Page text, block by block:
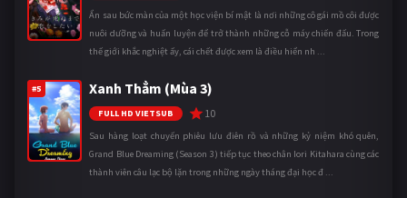
Ẩn sau bức màn của một học viện bí mật là nơi những cô gái mồ côi được
nuôi dưỡng và huấn luyện để trở thành những cỗ máy chiến đấu. Trong
thế giới khắc nghiệt ấy, cái chết được xem là điều hiển nh ...
#5 Xanh Thẳm (Mùa 3)
FULL HD VIETSUB 10
Sau hàng loạt chuyến phiêu lưu điên rồ và những kỷ niệm khó quên,
Grand Blue Dreaming (Season 3) tiếp tục theo chân Iori Kitahara cùng các
thành viên câu lạc bộ lặn trong những ngày tháng đại học đ ...